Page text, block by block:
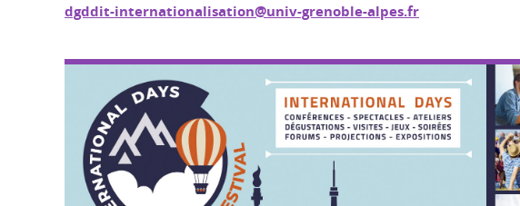
dgddit-internationalisation@univ-grenoble-alpes.fr